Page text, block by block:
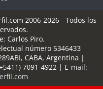
2006-2026 - Todos los
Carlos Piro.
número 5346433
, CABA, Argentina |
7091-4922| E-mail: